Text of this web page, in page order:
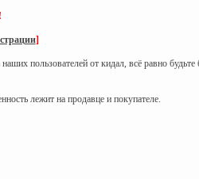
]
пользователей от кидал, всё равно
лежит на продавце и покупателе.